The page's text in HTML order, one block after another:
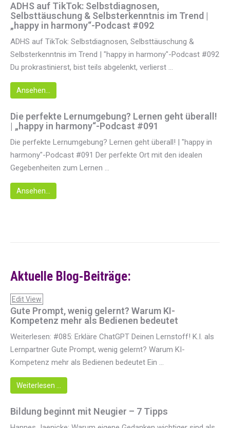
ADHS auf TikTok: Selbstdiagnosen,
Selbsttäuschung & Selbsterkenntnis im Trend |
„happy in harmony“-Podcast #092
ADHS auf TikTok: Selbstdiagnosen, Selbsttäuschung &
Selbsterkenntnis im Trend | "happy in harmony"-Podcast #092
Du prokrastinierst, bist teils abgelenkt, verlierst ...
Ansehen...
Die perfekte Lernumgebung? Lernen geht überall!
| „happy in harmony“-Podcast #091
Die perfekte Lernumgebung? Lernen geht überall! | "happy in
harmony"-Podcast #091 Der perfekte Ort mit den idealen
Gegebenheiten zum Lernen ...
Ansehen...
Aktuelle Blog-Beiträge:
Edit View
Gute Prompt, wenig gelernt? Warum KI-
Kompetenz mehr als Bedienen bedeutet
Weiterlesen: #085: Erkläre ChatGPT Deinen Lernstoff! K.I. als
Lernpartner Gute Prompt, wenig gelernt? Warum KI-
Kompetenz mehr als Bedienen bedeutet Ein ...
Weiterlesen …
Bildung beginnt mit Neugier – 7 Tipps